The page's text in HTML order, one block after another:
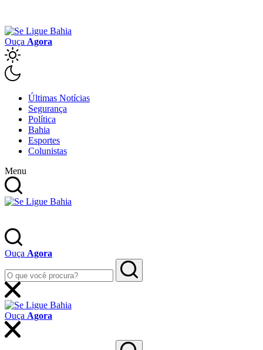
Ouça Agora
Últimas Notícias
Segurança
Política
Bahia
Esportes
Colunistas
Menu
Ouça Agora
Ouça Agora